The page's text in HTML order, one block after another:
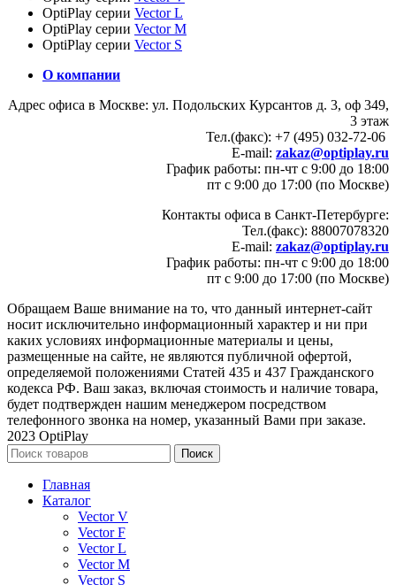
OptiPlay серии Vector L
OptiPlay серии Vector M
OptiPlay серии Vector S
О компании
Адрес офиса в Москве: ул. Подольских Курсантов д. 3, оф 349,
3 этаж
Тел.(факс): +7 (495) 032-72-06
E-mail: zakaz@optiplay.ru
График работы: пн-чт с 9:00 до 18:00
пт с 9:00 до 17:00 (по Москве)
Контакты офиса в Санкт-Петербурге:
Тел.(факс): 88007078320
E-mail: zakaz@optiplay.ru
График работы: пн-чт с 9:00 до 18:00
пт с 9:00 до 17:00 (по Москве)
Обращаем Ваше внимание на то, что данный интернет-сайт
носит исключительно информационный характер и ни при
каких условиях информационные материалы и цены,
размещенные на сайте, не являются публичной офертой,
определяемой положениями Статей 435 и 437 Гражданского
кодекса РФ. Ваш заказ, включая стоимость и наличие товара,
будет подтвержден нашим менеджером посредством
телефонного звонка на номер, указанный Вами при заказе.
2023 OptiPlay
Поиск
Главная
Каталог
Vector V
Vector F
Vector L
Vector M
Vector S